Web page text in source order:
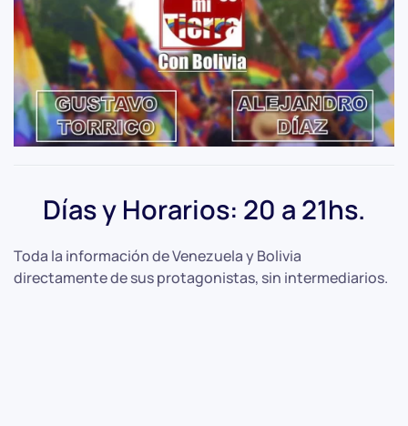
Días y Horarios: 20 a 21hs.
Toda la información de Venezuela y Bolivia
directamente de sus protagonistas, sin intermediarios.